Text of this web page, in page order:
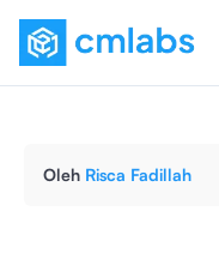
Oleh Risca Fadillah